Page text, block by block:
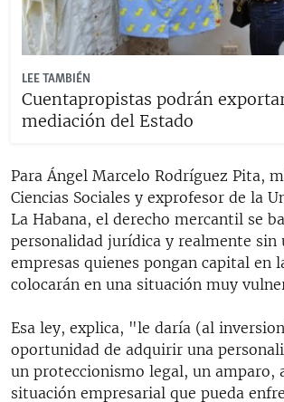
LEE TAMBIÉN
Cuentapropistas podrán
mediación del Estado
Para Ángel Marcelo Rodríguez Pita,
Ciencias Sociales y exprofesor de la
La Habana, el derecho mercantil se
personalidad jurídica y realmente sin
empresas quienes pongan capital en
colocarán en una situación muy
Esa ley, explica, "le daría (al
oportunidad de adquirir una
un proteccionismo legal, un amparo,
situación empresarial que pueda